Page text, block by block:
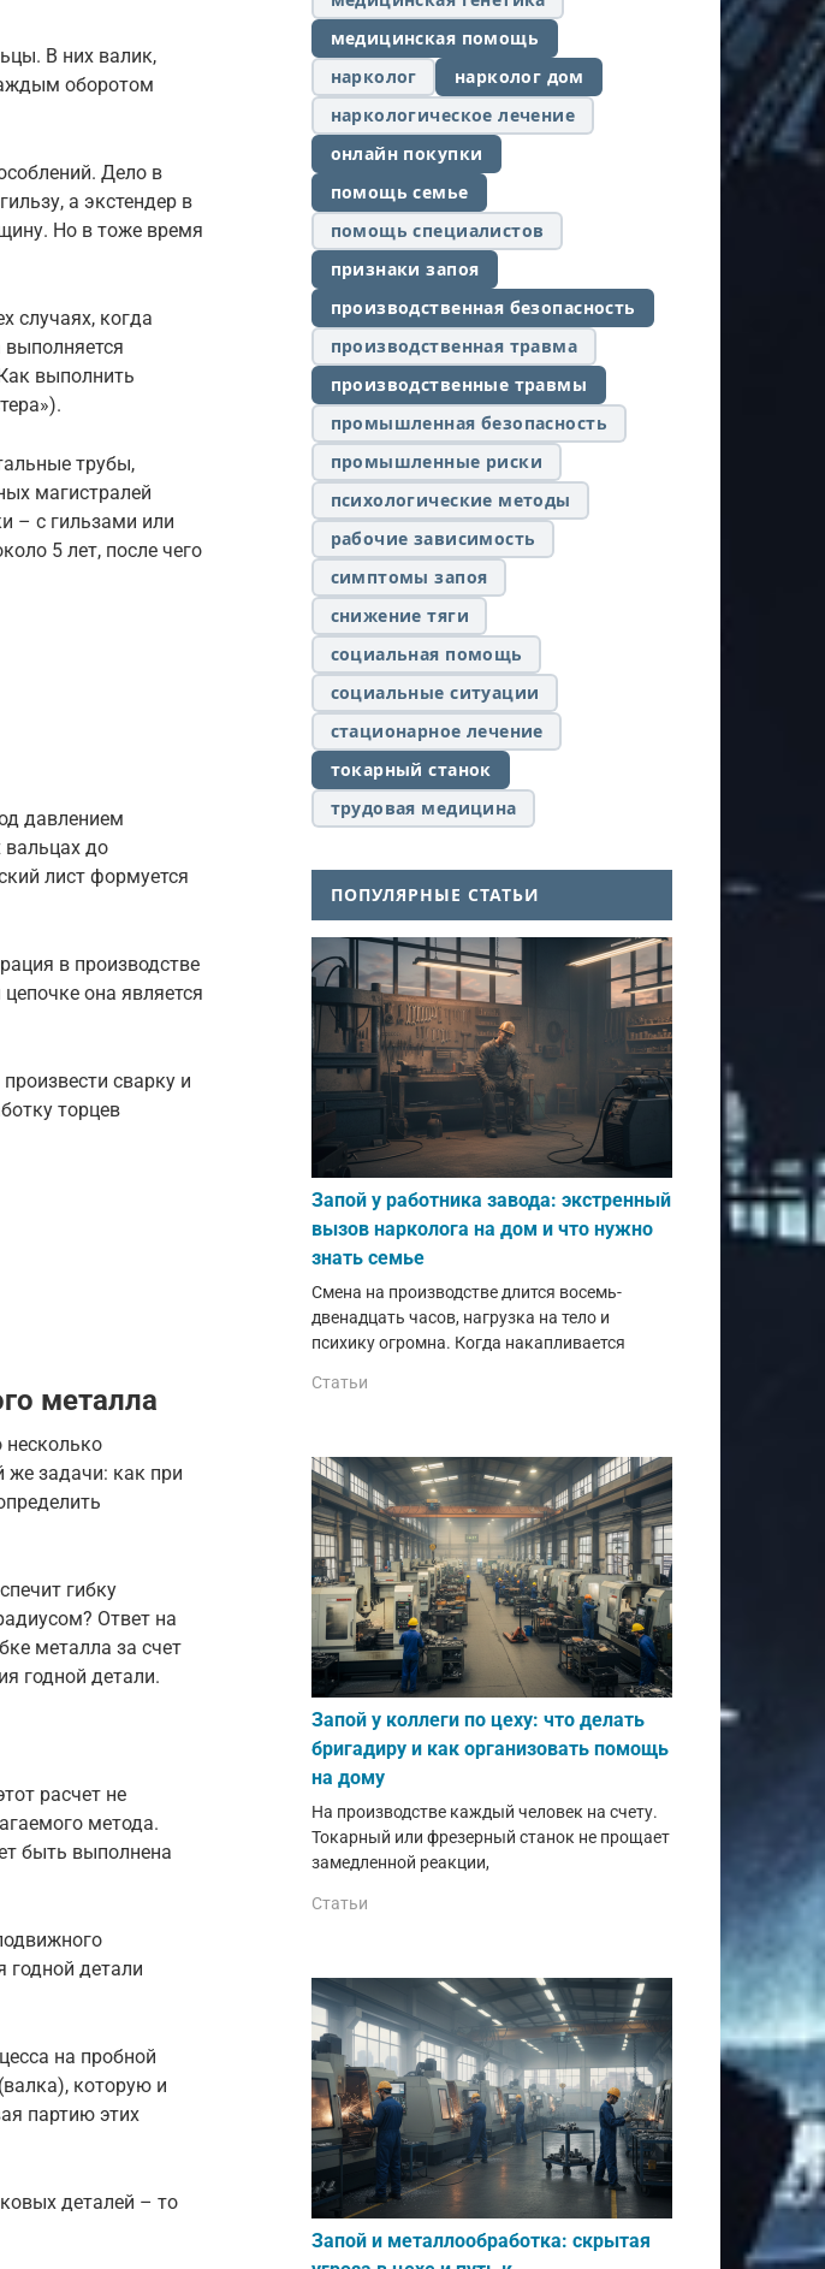
В них валик,
оборотом
Дело в
а экстендер в
Но в тоже время
случаях, когда
выполнить
трубы,
магистралей
– с гильзами или
5 лет, после чего
давлением
до
лист формуется
в производстве
она является
сварку и
торцев
металла
же задачи: как при
гибку
Ответ на
металла за счет
годной детали.
расчет не
метода.
быть выполнена
годной детали
на пробной
которую и
партию этих
деталей – то
медицинская помощь
нарколог
нарколог дом
наркологическое лечение
онлайн покупки
помощь семье
помощь специалистов
признаки запоя
производственная безопасность
производственная травма
производственные травмы
промышленная безопасность
промышленные риски
психологические методы
рабочие зависимость
симптомы запоя
снижение тяги
социальная помощь
социальные ситуации
стационарное лечение
токарный станок
трудовая медицина
ПОПУЛЯРНЫЕ СТАТЬИ
Запой у работника завода: экстренный
вызов нарколога на дом и что нужно
знать семье
Смена на производстве длится восемь-
двенадцать часов, нагрузка на тело и
психику огромна. Когда накапливается
Статьи
Запой у коллеги по цеху: что делать
бригадиру и как организовать помощь
на дому
На производстве каждый человек на счету.
Токарный или фрезерный станок не прощает
замедленной реакции,
Статьи
Запой и металлообработка: скрытая